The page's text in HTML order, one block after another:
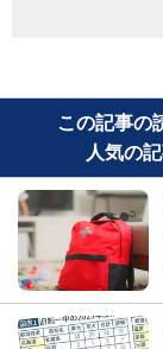
この記事の
人気の